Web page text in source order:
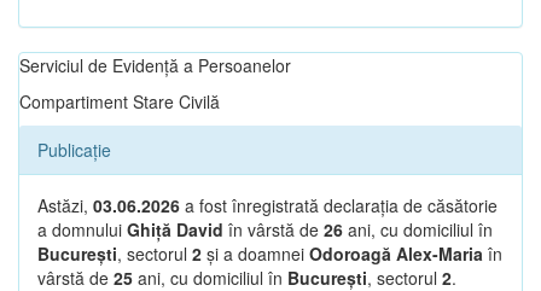
Serviciul de Evidență a Persoanelor
Compartiment Stare Civilă
Publicație
Astăzi, 03.06.2026 a fost înregistrată declarația de căsătorie
a domnului Ghiță David în vârstă de 26 ani, cu domiciliul în
București, sectorul 2 și a doamnei Odoroagă Alex-Maria în
vârstă de 25 ani, cu domiciliul în București, sectorul 2.